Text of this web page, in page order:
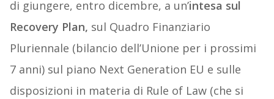
di giungere, entro dicembre, a un’intesa sul
Recovery Plan, sul Quadro Finanziario
Pluriennale (bilancio dell’Unione per i prossimi
7 anni) sul piano Next Generation EU e sulle
disposizioni in materia di Rule of Law (che si